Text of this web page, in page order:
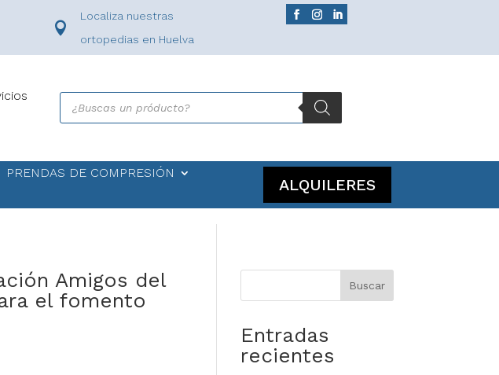

Localiza nuestras
ortopedias en Huelva
Búsqueda
de
productos
PRENDAS DE COMPRESIÓN
ALQUILERES
Amigos del
el fomento
Buscar
Entradas
recientes